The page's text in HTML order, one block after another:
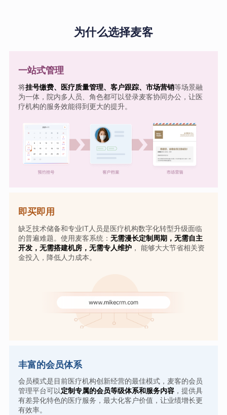
为什么选择麦客
一站式管理
将挂号缴费、医疗质量管理、客户跟踪、市场营销等场景融
为一体，院内多人员、角色都可以登录麦客协同办公，让医
疗机构的服务效能得到更大的提升。
即买即用
缺乏技术储备和专业IT人员是医疗机构数字化转型升级面临
的普遍难题。使用麦客系统： 无需漫长定制周期，无需自主
开发，无需搭建机房，无需专人维护， 能够大大节省相关资
金投入，降低人力成本。
丰富的会员体系
会员模式是目前医疗机构创新经营的最佳模式，麦客的会员
管理平台可以定制专属的会员等级体系和服务内容，提供具
有差异化特色的医疗服务，最大化客户价值，让业绩增长更
有效率。